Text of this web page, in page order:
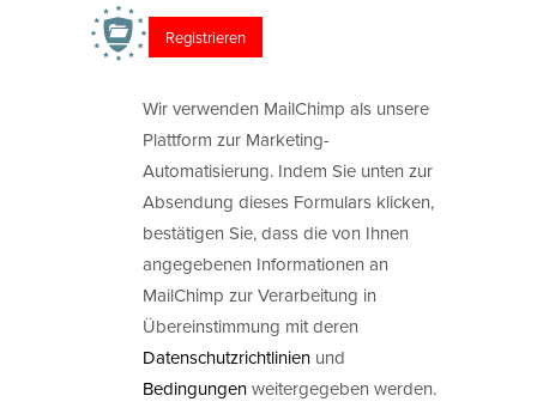
Wir verwenden MailChimp als unsere
Plattform zur Marketing-
Automatisierung. Indem Sie unten zur
Absendung dieses Formulars klicken,
bestätigen Sie, dass die von Ihnen
angegebenen Informationen an
MailChimp zur Verarbeitung in
Übereinstimmung mit deren
Datenschutzrichtlinien und
Bedingungenweitergegeben werden.